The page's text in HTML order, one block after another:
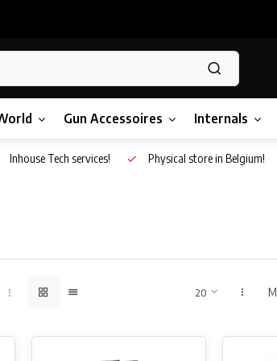
Gun Accessoires Internals
Inhouse Tech services! Physical store in Belgium!